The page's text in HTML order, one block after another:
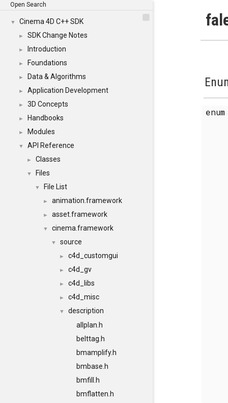
Open Search
▼ Cinema 4D C++ SDK
► SDK Change Notes
► Introduction
► Foundations
► Data & Algorithms
► Application Development
► 3D Concepts
► Handbooks
► Modules
▼ API Reference
► Classes
▼ Files
▼ File List
► animation.framework
► asset.framework
▼ cinema.framework
▼ source
► c4d_customgui
► c4d_gv
► c4d_libs
► c4d_misc
▼
description
allplan.h
belttag.h
bmamplify.h
bmbase.h
bmfill.h
bmflatten.h